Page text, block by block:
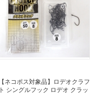
【ネコポス対象品】ロデオクラフ
ト シングルフック ロデオ クラッ